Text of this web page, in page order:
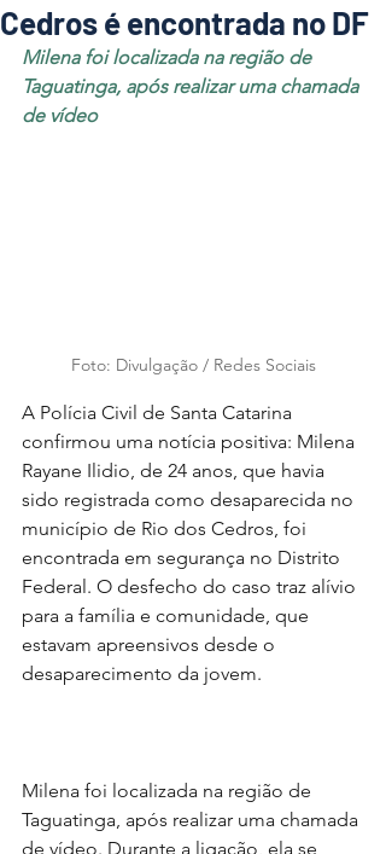
Cedros é encontrada no DF
Milena foi localizada na região de
Taguatinga, após realizar uma chamada
de vídeo
Foto: Divulgação / Redes Sociais
A Polícia Civil de Santa Catarina
confirmou uma notícia positiva: Milena
Rayane Ilidio, de 24 anos, que havia
sido registrada como desaparecida no
município de Rio dos Cedros, foi
encontrada em segurança no Distrito
Federal. O desfecho do caso traz alívio
para a família e comunidade, que
estavam apreensivos desde o
desaparecimento da jovem.
Milena foi localizada na região de
Taguatinga, após realizar uma chamada
de vídeo. Durante a ligação, ela se